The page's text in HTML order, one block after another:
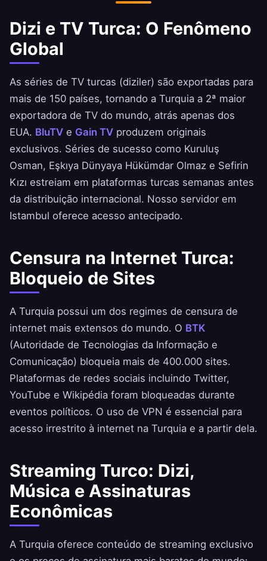
EUA/UE. Um IP turco permite acessar essas
faixas de preços regionais.
Dizi e TV Turca: O Fenômeno
Global
As séries de TV turcas (diziler) são exportadas para
mais de 150 países, tornando a Turquia a 2ª maior
exportadora de TV do mundo, atrás apenas dos
EUA. BluTV e Gain TV produzem originais
exclusivos. Séries de sucesso como Kuruluş
Osman, Eşkıya Dünyaya Hükümdar Olmaz e Sefirin
Kızı estreiam em plataformas turcas semanas antes
da distribuição internacional. Nosso servidor em
Istambul oferece acesso antecipado.
Censura na Internet Turca:
Bloqueio de Sites
A Turquia possui um dos regimes de censura de
internet mais extensos do mundo. O BTK
(Autoridade de Tecnologias da Informação e
Comunicação) bloqueia mais de 400.000 sites.
Plataformas de redes sociais incluindo Twitter,
YouTube e Wikipédia foram bloqueadas durante
eventos políticos. O uso de VPN é essencial para
acesso irrestrito à internet na Turquia e a partir dela.
Streaming Turco: Dizi,
Música e Assinaturas
Econômicas
A Turquia oferece conteúdo de streaming exclusivo